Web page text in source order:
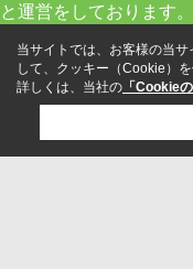
と運営をしております。
当サイトでは、お客様の当
して、クッキー（Cookie）を
詳しくは、当社の 「Cookie